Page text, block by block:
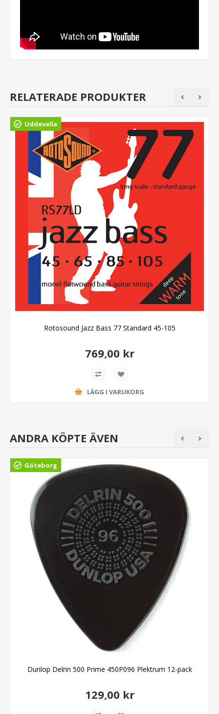
RELATERADE PRODUKTER
Uddevalla
Rotosound Jazz Bass 77 Standard 45-105
769,00 kr
LÄGG I VARUKORG
ANDRA KÖPTE ÄVEN
Göteborg
Dunlop Delrin 500 Prime 450P096 Plektrum 12-pack
129,00 kr